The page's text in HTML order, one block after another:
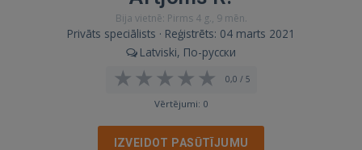
Bija vietnē: Pirms 4 g., 9 mēn.
Privāts speciālists · Reģistrēts: 04 marts 2021
Latviski, По-русски
0,0 / 5
Vērtējumi: 0
IZVEIDOT PASŪTĪJUMU